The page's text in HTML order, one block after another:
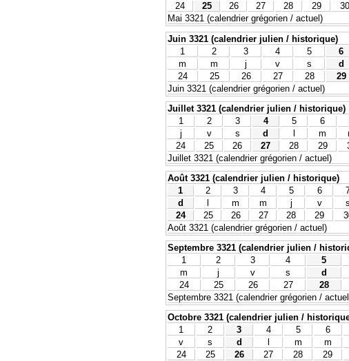
24
25 26 27 28 29 30
Mai 3321 (calendrier grégorien / actuel)
Juin 3321 (calendrier julien / historique)
1
2 3 4 5 6
m
m j v s d
24
25 26 27 28 29
Juin 3321 (calendrier grégorien / actuel)
Juillet 3321 (calendrier julien / historique)
1
2 3 4 5 6
j
v s d m
24
25 26 27 28 29
Juillet 3321 (calendrier grégorien / actuel)
Août 3321 (calendrier julien / historique)
1
2 3 4 5 6
d
m m j v s
24
25 26 27 28 29
Août 3321 (calendrier grégorien / actuel)
Septembre 3321 (calendrier julien /
1
2 3 4 5
m
j v s d
24
25 26 27 28
Septembre 3321 (calendrier grégorien /
Octobre 3321 (calendrier julien /
1
2 3 4 5 6
v
s d m m
24
25 26 27 28 29